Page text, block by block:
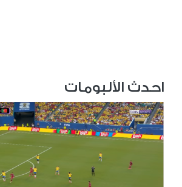
احدث الألبومات